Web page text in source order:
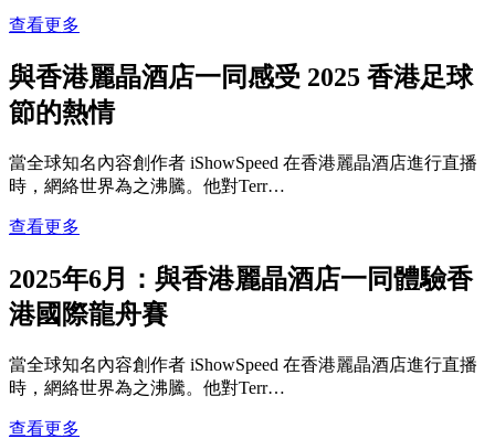
查看更多
與香港麗晶酒店一同感受 2025 香港足球
節的熱情
當全球知名內容創作者 iShowSpeed 在香港麗晶酒店進行直播
時，網絡世界為之沸騰。他對Terr…
查看更多
2025年6月：與香港麗晶酒店一同體驗香
港國際龍舟賽
當全球知名內容創作者 iShowSpeed 在香港麗晶酒店進行直播
時，網絡世界為之沸騰。他對Terr…
查看更多